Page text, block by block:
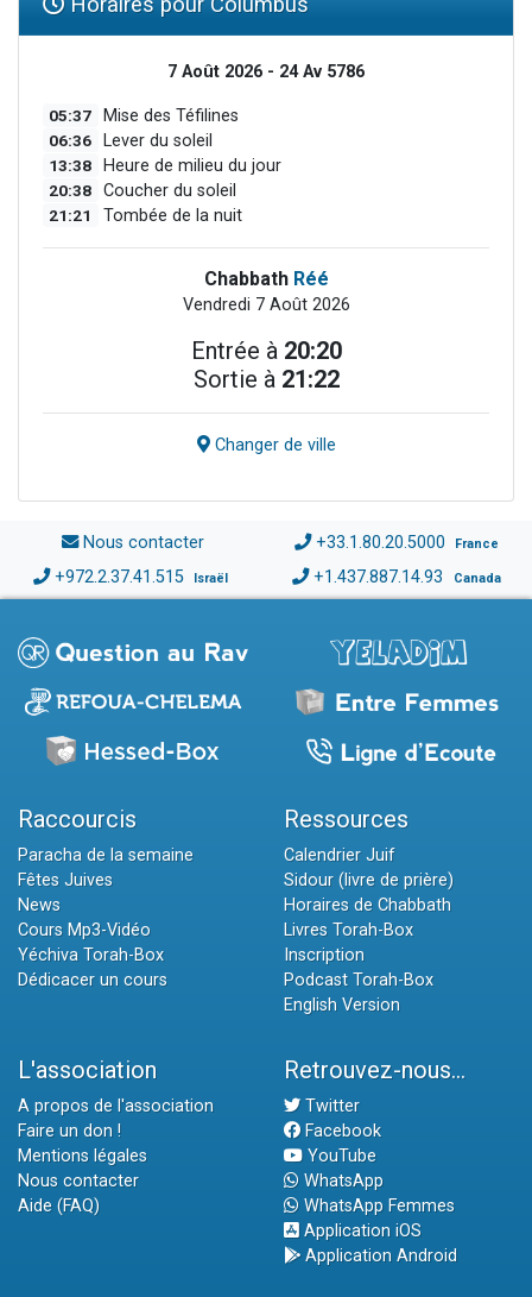
7 Août 2026 - 24 Av 5786
05:37 Mise des Téfilines
06:36 Lever du soleil
13:38 Heure de milieu du jour
20:38 Coucher du soleil
21:21 Tombée de la nuit
Chabbath Réé
Vendredi 7 Août 2026
Entrée à 20:20
Sortie à 21:22
Changer de ville
Nous contacter +33.1.80.20.5000 France
+972.2.37.41.515 Israël +1.437.887.14.93 Canada
Raccourcis
Paracha de la semaine
Fêtes Juives
News
Cours Mp3-Vidéo
Yéchiva Torah-Box
Dédicacer un cours
Ressources
Calendrier Juif
Sidour (livre de prière)
Horaires de Chabbath
Livres Torah-Box
Inscription
Podcast Torah-Box
English Version
L'association
A propos de l'association
Faire un don !
Mentions légales
Nous contacter
Aide (FAQ)
Retrouvez-nous...
Twitter
Facebook
YouTube
WhatsApp
WhatsApp Femmes
Application iOS
Application Android